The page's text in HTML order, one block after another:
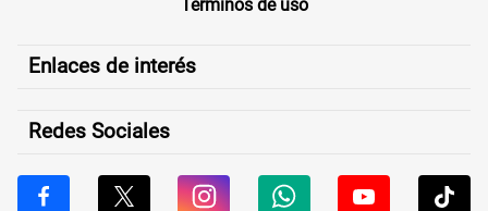
Términos de uso
Enlaces de interés
Redes Sociales